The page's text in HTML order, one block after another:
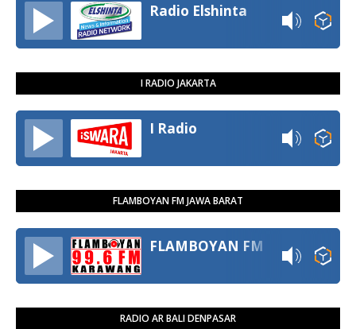
Radio Elshinta
I RADIO JAKARTA
I Radio
FLAMBOYAN FM JAWA BARAT
FLAMBOYAN FM
RADIO AR BALI DENPASAR